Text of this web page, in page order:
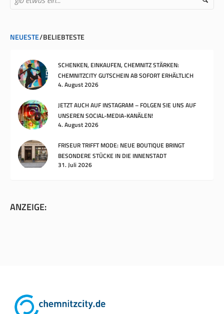
NEUESTE BELIEBTESTE
SCHENKEN, EINKAUFEN, CHEMNITZ STÄRKEN:
CHEMNITZCITY GUTSCHEIN AB SOFORT ERHÄLTLICH
4. August 2026
JETZT AUCH AUF INSTAGRAM – FOLGEN SIE UNS AUF
UNSEREN SOCIAL-MEDIA-KANÄLEN!
4. August 2026
FRISEUR TRIFFT MODE: NEUE BOUTIQUE BRINGT
BESONDERE STÜCKE IN DIE INNENSTADT
31. Juli 2026
ANZEIGE: